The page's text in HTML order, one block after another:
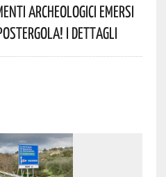
Archeologici Emersi
I Dettagli